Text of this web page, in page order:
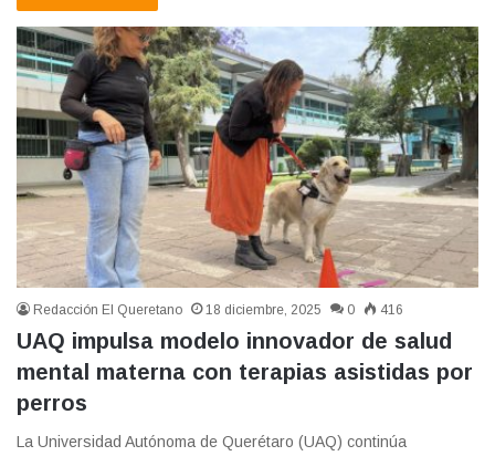
Redacción El Queretano 18 diciembre, 2025 0 416
UAQ impulsa modelo innovador de salud
mental materna con terapias asistidas por
perros
La Universidad Autónoma de Querétaro (UAQ) continúa